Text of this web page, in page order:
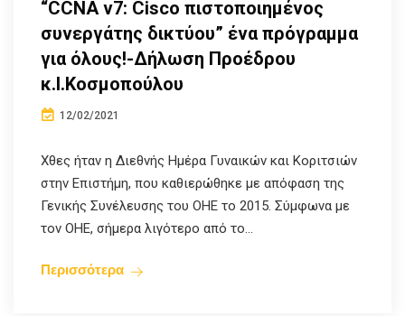
“CCNA v7: Cisco πιστοποιημένος
συνεργάτης δικτύου” ένα πρόγραμμα
για όλους!-Δήλωση Προέδρου
κ.Ι.Κοσμοπούλου
12/02/2021
Χθες ήταν η Διεθνής Ημέρα Γυναικών και Κοριτσιών
στην Επιστήμη, που καθιερώθηκε με απόφαση της
Γενικής Συνέλευσης του ΟΗΕ το 2015. Σύμφωνα με
τον ΟΗΕ, σήμερα λιγότερο από το...
Περισσότερα